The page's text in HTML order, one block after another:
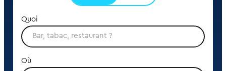
Quoi
Où